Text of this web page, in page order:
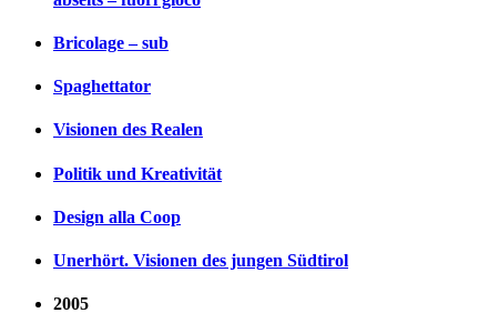
Bricolage – sub
Spaghettator
Visionen des Realen
Politik und Kreativität
Design alla Coop
Unerhört. Visionen des jungen Südtirol
2005